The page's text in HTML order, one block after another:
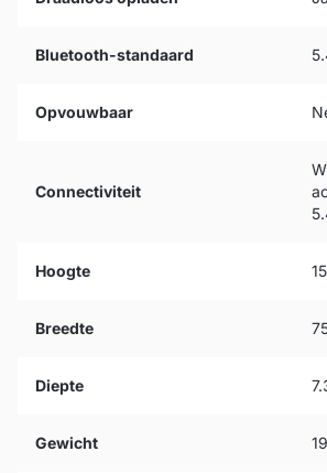
Bluetooth-standaard
Opvouwbaar
Connectiviteit
Hoogte
Breedte
Diepte
Gewicht